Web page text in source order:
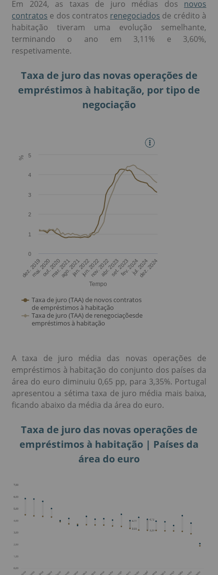
Em 2024, as taxas de juro médias dos novos
contratos e dos contratos renegociados de crédito à
habitação tiveram uma evolução semelhante,
terminando o ano em 3,11% e 3,60%,
respetivamente.
Taxa de juro das novas operações de
empréstimos à habitação, por tipo de
negociação
A taxa de juro média das novas operações de
empréstimos à habitação do conjunto dos países da
área do euro diminuiu 0,65 pp, para 3,35%. Portugal
apresentou a sétima taxa de juro média mais baixa,
ficando abaixo da média da área do euro.
Taxa de juro das novas operações de
empréstimos à habitação | Países da
área do euro